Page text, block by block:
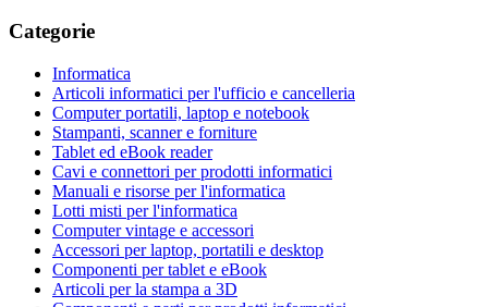
Categorie
Informatica
Articoli informatici per l'ufficio e cancelleria
Computer portatili, laptop e notebook
Stampanti, scanner e forniture
Tablet ed eBook reader
Cavi e connettori per prodotti informatici
Manuali e risorse per l'informatica
Lotti misti per l'informatica
Computer vintage e accessori
Accessori per laptop, portatili e desktop
Componenti per tablet e eBook
Articoli per la stampa a 3D